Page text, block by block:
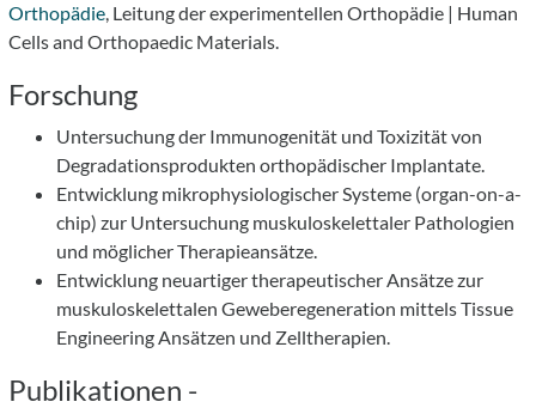
Orthopädie, Leitung der experimentellen Orthopädie | Human
Cells and Orthopaedic Materials.
Forschung
Untersuchung der Immunogenität und Toxizität von
Degradationsprodukten orthopädischer Implantate.
Entwicklung mikrophysiologischer Systeme (organ-on-a-
chip) zur Untersuchung muskuloskelettaler Pathologien
und möglicher Therapieansätze.
Entwicklung neuartiger therapeutischer Ansätze zur
muskuloskelettalen Geweberegeneration mittels Tissue
Engineering Ansätzen und Zelltherapien.
Publikationen -